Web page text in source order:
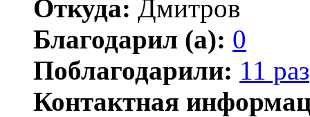
Откуда: Дмитров
Благодарил (а): 0
Поблагодарили: 11 раз
Контактная